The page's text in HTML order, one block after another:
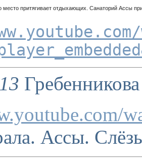
место притягивает отдыхающих. Санаторий Ассы
Ассы.